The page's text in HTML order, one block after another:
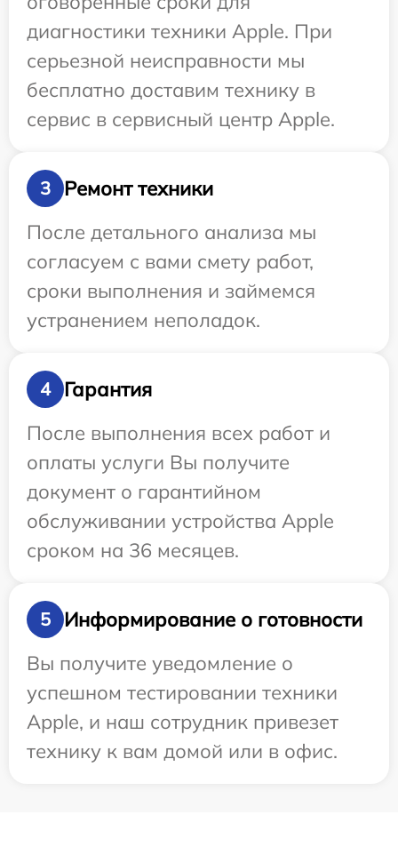
диагностики техники Apple. При
серьезной неисправности мы
бесплатно доставим технику в
сервис в сервисный центр Apple.
3
Ремонт техники
После детального анализа мы
согласуем с вами смету работ,
сроки выполнения и займемся
устранением неполадок.
4
Гарантия
После выполнения всех работ и
оплаты услуги Вы получите
документ о гарантийном
обслуживании устройства Apple
сроком на 36 месяцев.
5
Информирование о готовности
Вы получите уведомление о
успешном тестировании техники
Apple, и наш сотрудник привезет
технику к вам домой или в офис.